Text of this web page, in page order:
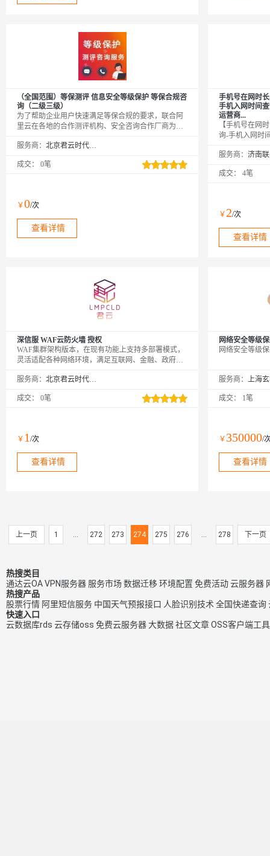
（全国范围）等保测评 信息安全等级保护 等保合规咨
询（二级三级）
为了帮助企业用户快速满足等保合规的要求，联合阿
里云在各地的合作测评机构、安全咨询合作厂商为您
加密、安全管理，助您快速省心地通过等保合规。
服务商： 北京君云时代科技有限公司
成交： 0笔
￥0/次
查看详情
手机号在网时
手机入网时间
运营商...
【手机号在网
询-手机入网时
持移动、联通
服务商：
成交： 4笔
￥2/次
查看详情
深信服 WAF云防火墙 授权
WAF集群架构版本，在现有功能上支持多部署模式，
灵活适配各种网络环境，满足互联网、金融、政府、
发 其他功能： 管理面与数据面分离支持集群分布式部
可靠性 插件式部署在不改动客户原有网络结构的情况
服务商： 北京君云时代科技有限公司
成交： 0笔
￥ 1 /次
查看详情
网络安全等级
网络安全等级
服务商：
成交： 1笔
￥ 350000/
查看详情
上一页 1 ... 272 273 274 275 276 ... 278 下一页
热搜类目
通达云OAVPN服务器 服务市场数据迁移环境配置 免费活动云服务器
热搜产品
股票行情 阿里短信服务 中国天气预报接口 人脸识别技术 全国快递查询
快速入口
云数据库rds 云存储oss 免费云服务器大数据社区文章OSS客户端工具